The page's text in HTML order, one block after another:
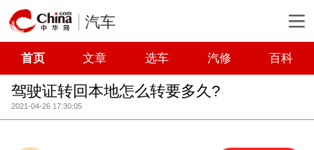
汽车
首页 文章 选车 汽修 百科
驾驶证转回本地怎么转要多久?
2021-04-26 17:30:05